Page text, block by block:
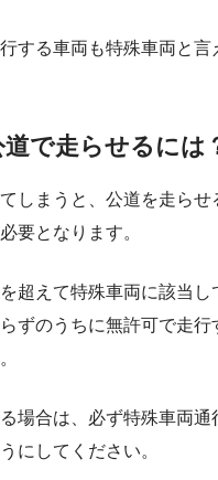
する車両も特殊車両と言
で走らせるには
しまうと、公道を走らせ
要となります。
超えて特殊車両に該当し
ずのうちに無許可で走行
場合は、必ず特殊車両通
にしてください。